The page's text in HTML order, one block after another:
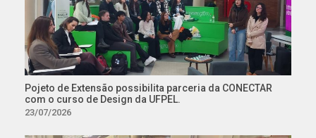
Pojeto de Extensão possibilita parceria da CONECTAR
com o curso de Design da UFPEL.
23/07/2026